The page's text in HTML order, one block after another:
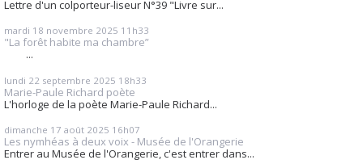
Lettre d'un colporteur-liseur N°39 "Livre sur...
mardi 18 novembre 2025 11h33
"La forêt habite ma chambre”
...
lundi 22 septembre 2025 18h33
Marie-Paule Richard poète
L'horloge de la poète Marie-Paule Richard...
dimanche 17 août 2025 16h07
Les nymhéas à deux voix - Musée de l'Orangerie
Entrer au Musée de l'Orangerie, c'est entrer dans...